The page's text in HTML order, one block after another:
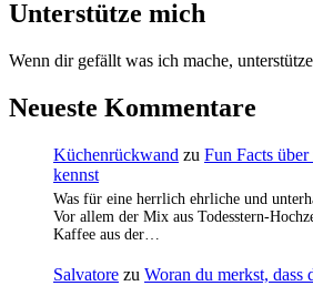
Unterstütze mich
Wenn dir gefällt was ich mache,
Neueste Kommentare
Küchenrückwand zu Fun Facts
kennst
Was für eine herrlich ehrliche und
Vor allem der Mix aus Todesstern-
Kaffee aus der…
Salvatore zu Woran du merkst, dass